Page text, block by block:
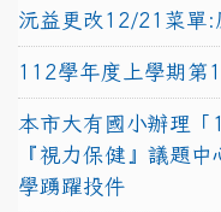
沅益更改12/21菜單:
112學年度上學期
本市大有國小辦理
『視力保健』議題
學踴躍投件